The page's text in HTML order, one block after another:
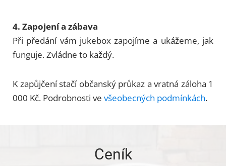
4. Zapojení a zábava
Při předání vám jukebox zapojíme a ukážeme, jak
funguje. Zvládne to každý.
K zapůjčení stačí občanský průkaz a vratná záloha 1
000 Kč. Podrobnosti ve všeobecných podmínkách.
Ceník